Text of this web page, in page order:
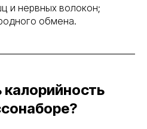
и нервных волокон;
обмена.
калорийность